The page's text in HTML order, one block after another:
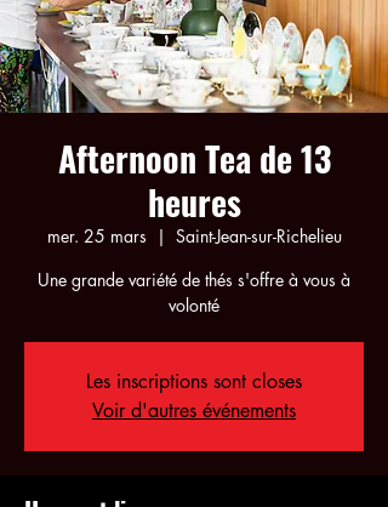
Afternoon Tea de 13
heures
mer. 25 mars
  |
Saint-Jean-sur-Richelieu
Une grande variété de thés s'offre à vous à
volonté
Les inscriptions sont closes
Voir d'autres événements